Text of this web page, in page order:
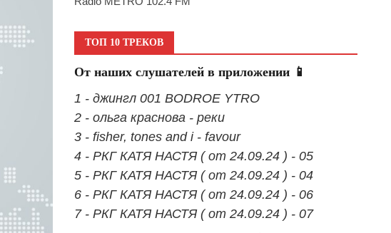
ТОП 10 ТРЕКОВ
От наших слушателей в приложении 📱
1 - джингл 001 BODROE YTRO
2 - ольга краснова - реки
3 - fisher, tones and i - favour
4 - РКГ КАТЯ НАСТЯ ( от 24.09.24 ) - 05
5 - РКГ КАТЯ НАСТЯ ( от 24.09.24 ) - 04
6 - РКГ КАТЯ НАСТЯ ( от 24.09.24 ) - 06
7 - РКГ КАТЯ НАСТЯ ( от 24.09.24 ) - 07